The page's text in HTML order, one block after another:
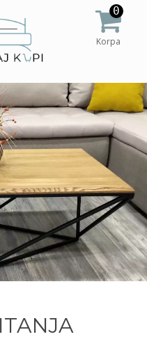
0
Korpa